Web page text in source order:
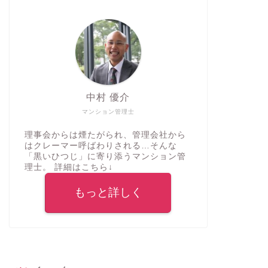
マンション管理士
中村 優介
理事会からは煙たがられ、管理会社から
はクレーマー呼ばわりされる…そんな
「黒いひつじ」に寄り添うマンション管
理士。 詳細はこちら↓
もっと詳しく